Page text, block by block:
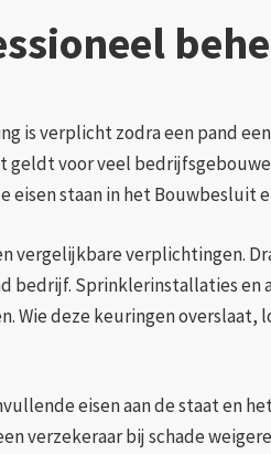
is verplicht zodra een pand
geldt voor veel
eisen staan in het Bouwbesluit
vergelijkbare verplichtingen.
bedrijf. Sprinklerinstallaties en
Wie deze keuringen
eisen aan de staat en
verzekeraar bij schade